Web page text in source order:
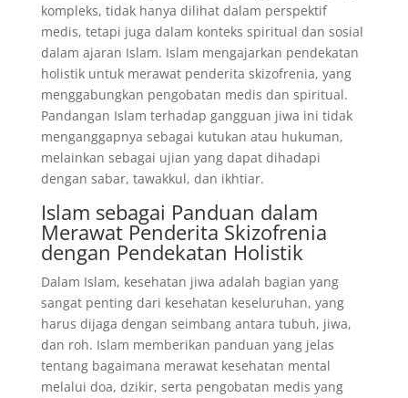
kompleks, tidak hanya dilihat dalam perspektif
medis, tetapi juga dalam konteks spiritual dan sosial
dalam ajaran Islam. Islam mengajarkan pendekatan
holistik untuk merawat penderita skizofrenia, yang
menggabungkan pengobatan medis dan spiritual.
Pandangan Islam terhadap gangguan jiwa ini tidak
menganggapnya sebagai kutukan atau hukuman,
melainkan sebagai ujian yang dapat dihadapi
dengan sabar, tawakkul, dan ikhtiar.
Islam sebagai Panduan dalam
Merawat Penderita Skizofrenia
dengan Pendekatan Holistik
Dalam Islam, kesehatan jiwa adalah bagian yang
sangat penting dari kesehatan keseluruhan, yang
harus dijaga dengan seimbang antara tubuh, jiwa,
dan roh. Islam memberikan panduan yang jelas
tentang bagaimana merawat kesehatan mental
melalui doa, dzikir, serta pengobatan medis yang